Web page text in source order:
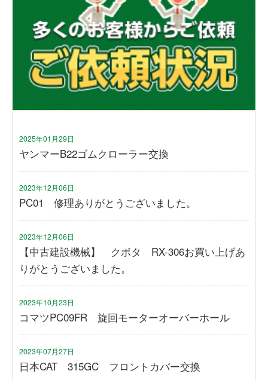
2025年01月29日
ヤンマーB22ゴムクローラー交換
2023年12月06日
PC01 修理ありがとうございました。
2023年12月06日
【中古建設機械】 クボタ RX-306お買い上げあ
りがとうございました。
2023年10月23日
コマツPC09FR 旋回モーターオーバーホール
2023年07月27日
日本CAT 315GC フロントカバー交換